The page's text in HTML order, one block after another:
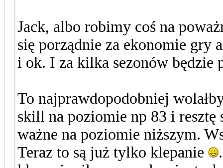
Jack, albo robimy coś na
się porządnie za ekonomie gry
i ok. I za kilka sezonów będzie
To najprawdopodobniej
skill na poziomie np 83 i
ważne na poziomie niższym.
Teraz to są już tylko klepanie